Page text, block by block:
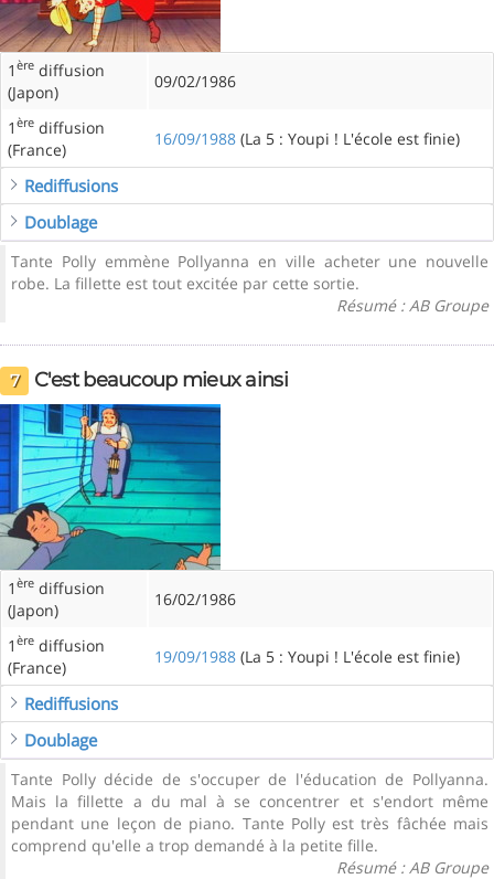
1 ère diffusion
(Japon)
09/02/1986
1 ère diffusion
(France)
16/09/1988 (La 5 : Youpi ! L'école est finie)
Rediffusions
Doublage
Tante Polly emmène Pollyanna en ville acheter une nouvelle
robe. La fillette est tout excitée par cette sortie.
Résumé : AB Groupe
7 C'est beaucoup mieux ainsi
1 ère diffusion
(Japon)
16/02/1986
1 ère diffusion
(France)
19/09/1988 (La 5 : Youpi ! L'école est finie)
Rediffusions
Doublage
Tante Polly décide de s'occuper de l'éducation de Pollyanna.
Mais la fillette a du mal à se concentrer et s'endort même
pendant une leçon de piano. Tante Polly est très fâchée mais
comprend qu'elle a trop demandé à la petite fille.
Résumé : AB Groupe